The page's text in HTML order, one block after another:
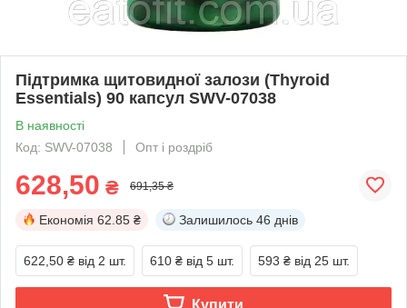
Підтримка щитовидної залози (Thyroid
Essentials) 90 капсул SWV-07038
В наявності
Код: SWV-07038
Опт і роздріб
628,50 ₴ 691,35 ₴
Економія 62.85 ₴ Залишилось 46 днів
622,50 ₴ від 2 шт. 610 ₴ від 5 шт. 593 ₴ від 25 шт.
Купити